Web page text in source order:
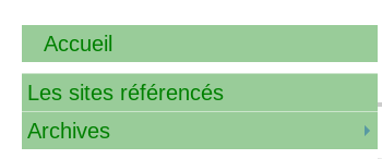
Accueil
Les sites référencés
Archives